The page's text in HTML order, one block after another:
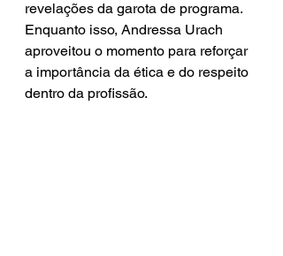
revelações da garota de programa.
Enquanto isso, Andressa Urach
aproveitou o momento para reforçar
a importância da ética e do respeito
dentro da profissão.